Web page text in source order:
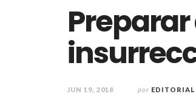
JUN 19, 2018 por EDITORIAL